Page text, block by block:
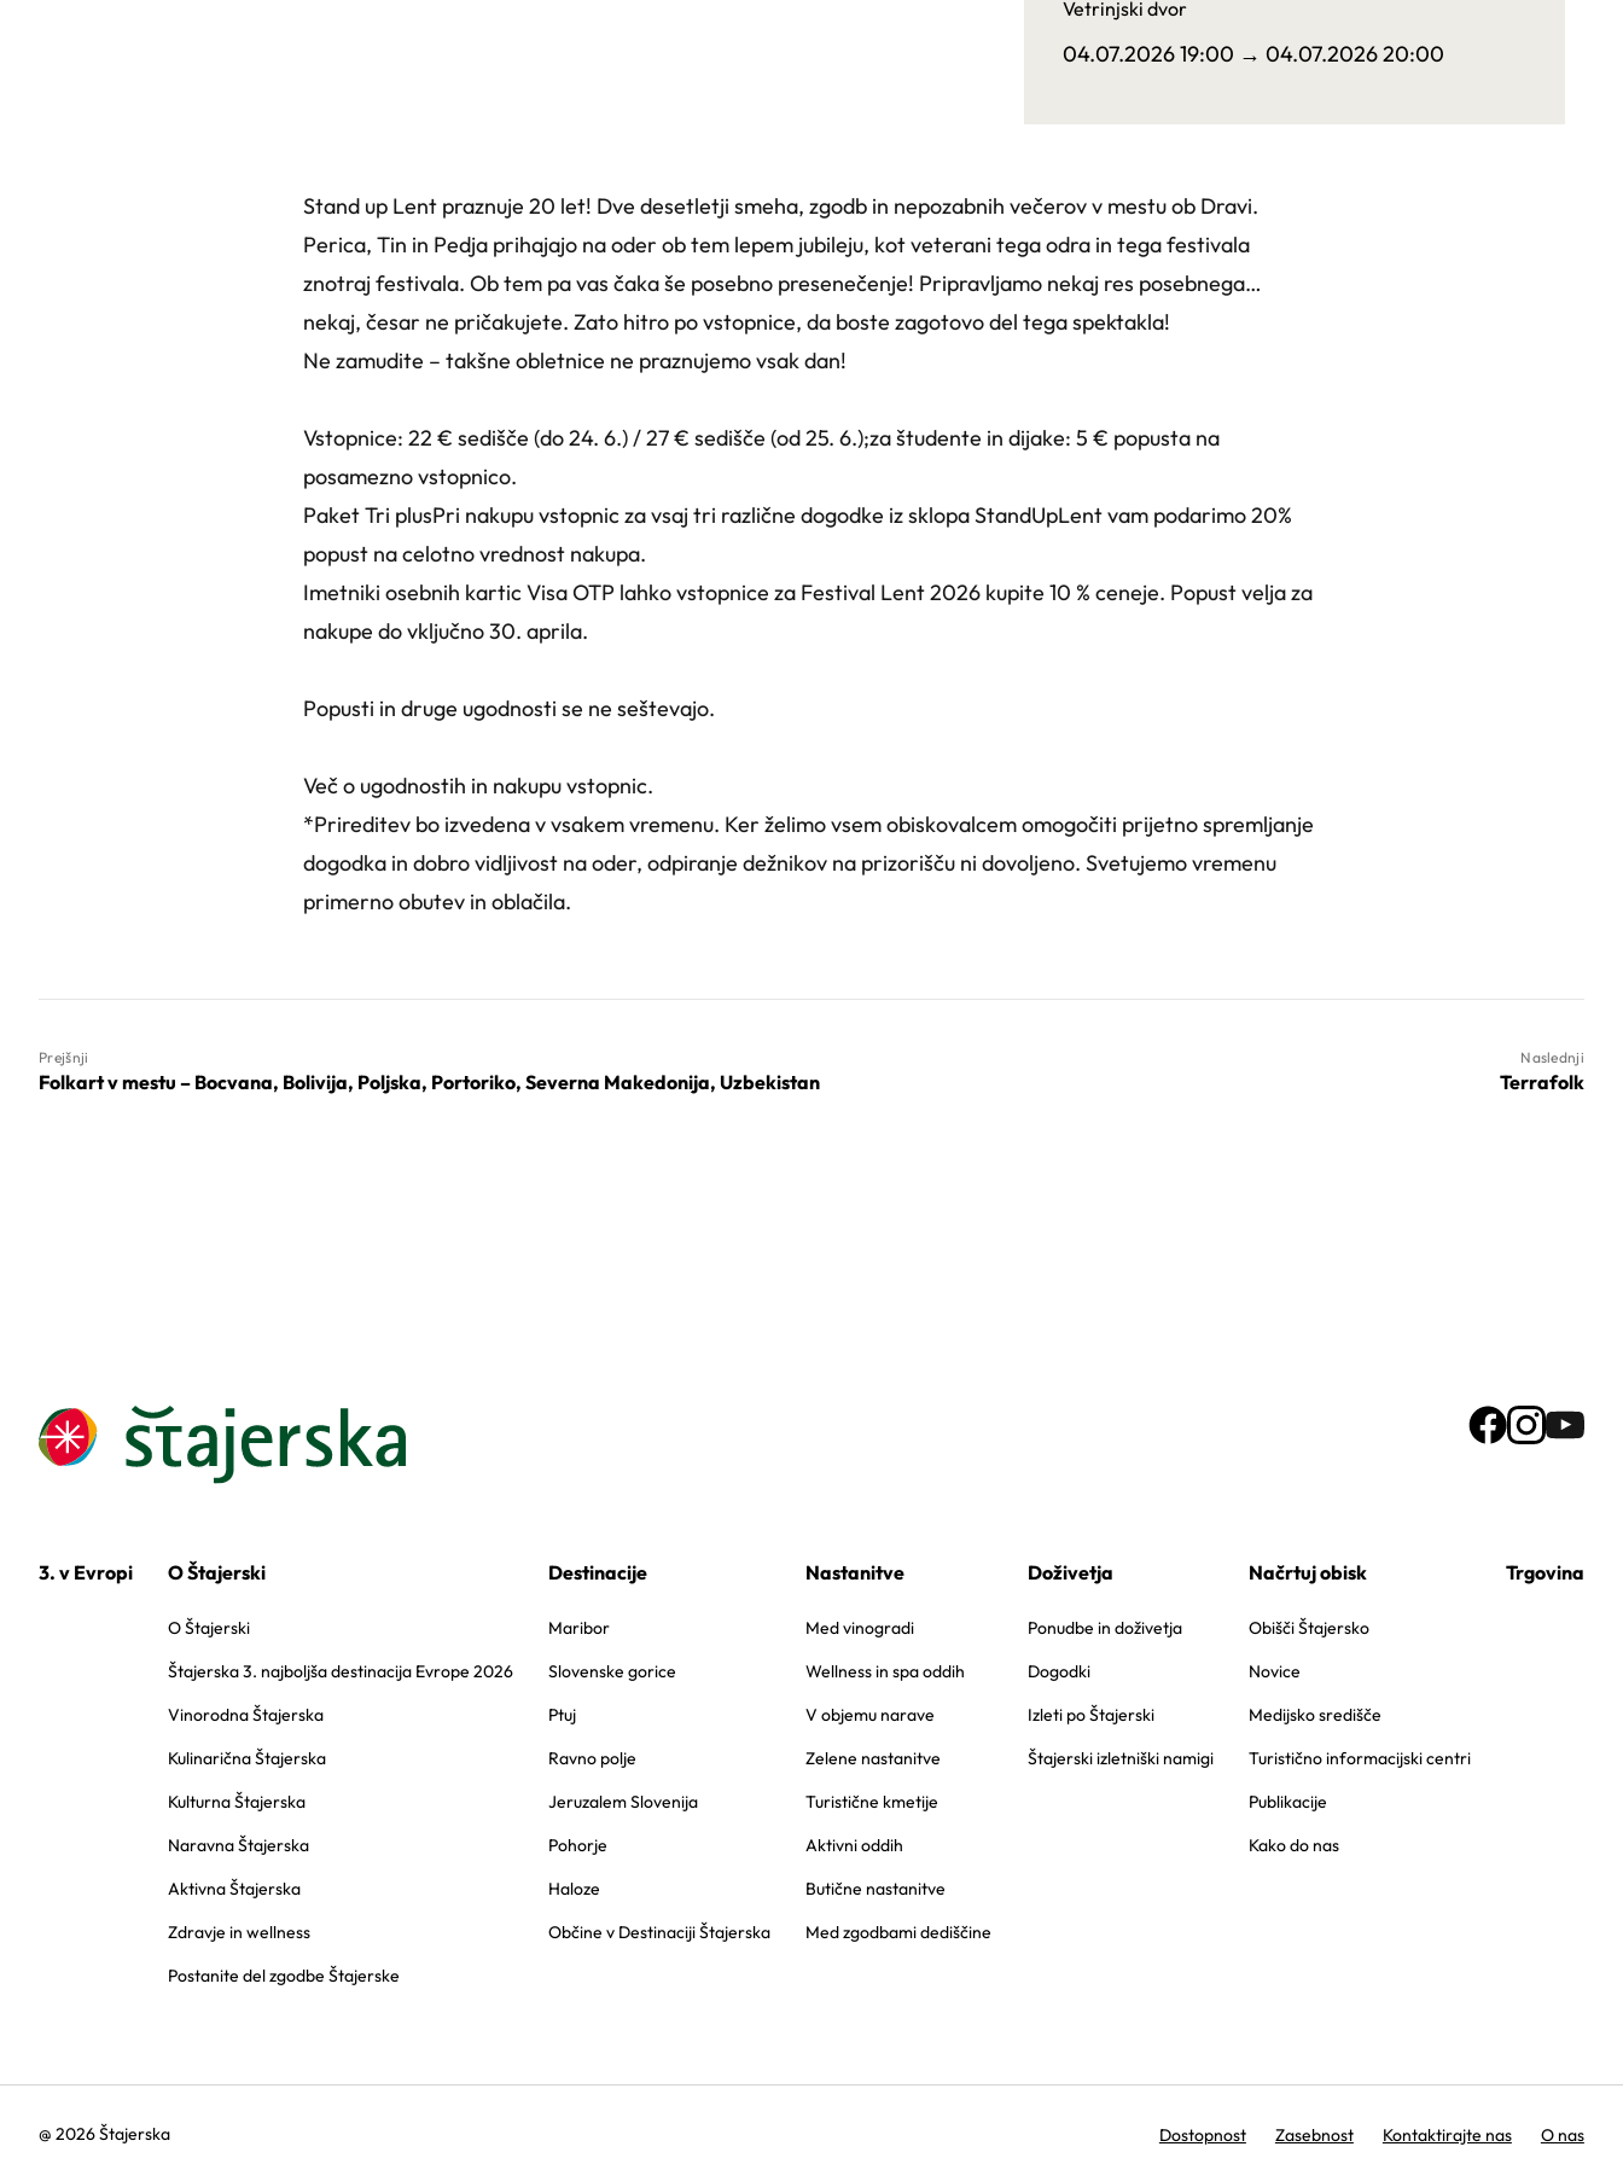
Vetrinjski dvor
04.07.2026 19:00 → 04.07.2026 20:00
Stand up Lent praznuje 20 let! Dve desetletji smeha, zgodb in nepozabnih večerov v mestu ob Dravi.
Perica, Tin in Pedja prihajajo na oder ob tem lepem jubileju, kot veterani tega odra in tega festivala
znotraj festivala. Ob tem pa vas čaka še posebno presenečenje! Pripravljamo nekaj res posebnega…
nekaj, česar ne pričakujete. Zato hitro po vstopnice, da boste zagotovo del tega spektakla!
Ne zamudite – takšne obletnice ne praznujemo vsak dan!
Vstopnice: 22 € sedišče (do 24. 6.) / 27 € sedišče (od 25. 6.);za študente in dijake: 5 € popusta na
posamezno vstopnico.
Paket Tri plusPri nakupu vstopnic za vsaj tri različne dogodke iz sklopa StandUpLent vam podarimo 20%
popust na celotno vrednost nakupa.
Imetniki osebnih kartic Visa OTP lahko vstopnice za Festival Lent 2026 kupite 10 % ceneje. Popust velja za
nakupe do vključno 30. aprila.
Popusti in druge ugodnosti se ne seštevajo.
Več o ugodnostih in nakupu vstopnic.
*Prireditev bo izvedena v vsakem vremenu. Ker želimo vsem obiskovalcem omogočiti prijetno spremljanje
dogodka in dobro vidljivost na oder, odpiranje dežnikov na prizorišču ni dovoljeno. Svetujemo vremenu
primerno obutev in oblačila.
Prejšnji
Folkart v mestu – Bocvana, Bolivija, Poljska, Portoriko, Severna Makedonija, Uzbekistan
Naslednji
Terrafolk
3. v Evropi O Štajerski
O Štajerski
Štajerska 3. najboljša destinacija Evrope 2026
Vinorodna Štajerska
Kulinarična Štajerska
Kulturna Štajerska
Naravna Štajerska
Aktivna Štajerska
Zdravje in wellness
Postanite del zgodbe Štajerske
Destinacije
Maribor
Slovenske gorice
Ptuj
Ravno polje
Jeruzalem Slovenija
Pohorje
Haloze
Občine v Destinaciji Štajerska
Nastanitve
Med vinogradi
Wellness in spa oddih
V objemu narave
Zelene nastanitve
Turistične kmetije
Aktivni oddih
Butične nastanitve
Med zgodbami dediščine
Doživetja
Ponudbe in doživetja
Dogodki
Izleti po Štajerski
Štajerski izletniški namigi
Načrtuj obisk
Obišči Štajersko
Novice
Medijsko središče
Turistično informacijski centri
Publikacije
Kako do nas
Trgovina
@ 2026 Štajerska Dostopnost Zasebnost Kontaktirajte nas O nas